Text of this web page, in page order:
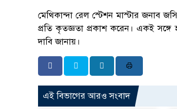
মেথিকান্দা রেল স্টেশন মাস্টার জনাব
প্রতি কৃতজ্ঞতা প্রকাশ করেন। একই সঙ্গে
দাবি জানায়।
এই বিভাগের আরও সংবাদ